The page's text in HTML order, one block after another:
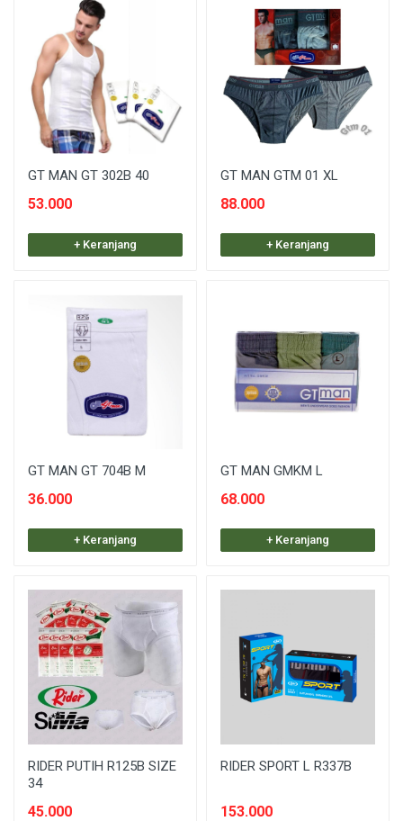
GT MAN GT 302B 40
53.000
+ Keranjang
GT MAN GTM 01 XL
88.000
+ Keranjang
GT MAN GT 704B M
36.000
+ Keranjang
GT MAN GMKM L
68.000
+ Keranjang
RIDER PUTIH R125B SIZE
34
45.000
RIDER SPORT L R337B
153.000